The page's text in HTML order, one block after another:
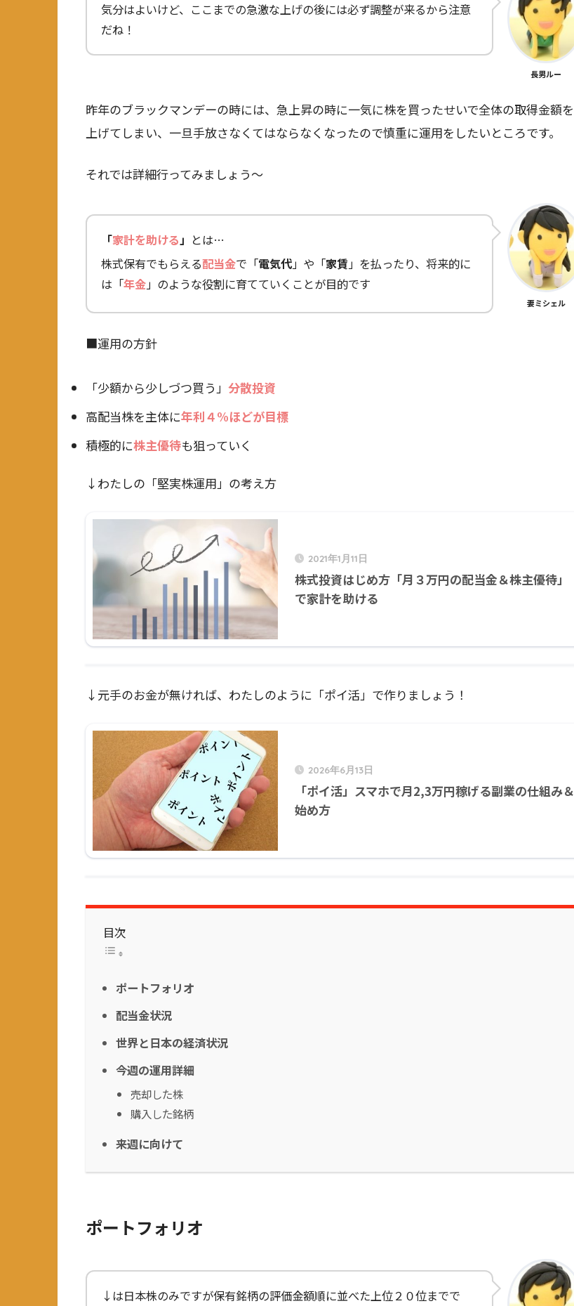
気分はよいけど、ここまでの急激な上げの後には必ず調整が来るから注意
だね！
長男ルー
昨年のブラックマンデーの時には、急上昇の時に一気に株を買ったせいで全体の取得金額を
上げてしまい、一旦手放さなくてはならなくなったので慎重に運用をしたいところです。
それでは詳細行ってみましょう～
「家計を助ける」 とは…
株式保有でもらえる配当金で「電気代」や「家賃」を払ったり、将来的に
は「年金」のような役割に育てていくことが目的です
妻ミシェル
■運用の方針
「少額から少しづつ買う」 分散投資
高配当株を主体に年利４%ほどが目標
積極的に株主優待も狙っていく
↓わたしの「堅実株運用」の考え方
2021年1月11日
株式投資はじめ方「月３万円の配当金＆株主優待」
で家計を助ける
↓元手のお金が無ければ、わたしのように「ポイ活」で作りましょう！
2026年6月13日
「ポイ活」スマホで月2,3万円稼げる副業の仕組み＆
始め方
目次
ポートフォリオ
配当金状況
世界と日本の経済状況
今週の運用詳細
売却した株
購入した銘柄
来週に向けて
ポートフォリオ
↓は日本株のみですが保有銘柄の評価金額順に並べた上位２０位までで